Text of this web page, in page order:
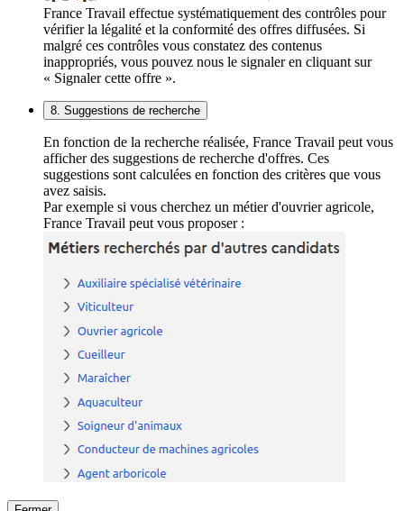
France Travail effectue systématiquement des contrôles pour
vérifier la légalité et la conformité des offres diffusées. Si
malgré ces contrôles vous constatez des contenus
inappropriés, vous pouvez nous le signaler en cliquant sur
« Signaler cette offre ».
8. Suggestions de recherche
En fonction de la recherche réalisée, France Travail peut vous
afficher des suggestions de recherche d'offres. Ces
suggestions sont calculées en fonction des critères que vous
avez saisis.
Par exemple si vous cherchez un métier d'ouvrier agricole,
France Travail peut vous proposer :